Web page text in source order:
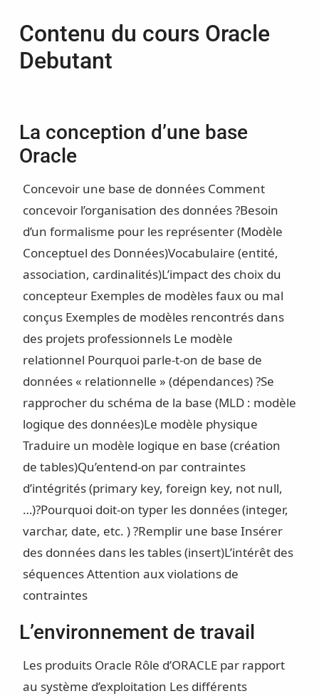
Contenu du cours Oracle
Debutant
La conception d’une base
Oracle
Concevoir une base de données Comment
concevoir l’organisation des données ?Besoin
d’un formalisme pour les représenter (Modèle
Conceptuel des Données)Vocabulaire (entité,
association, cardinalités)L’impact des choix du
concepteur Exemples de modèles faux ou mal
conçus Exemples de modèles rencontrés dans
des projets professionnels Le modèle
relationnel Pourquoi parle-t-on de base de
données « relationnelle » (dépendances) ?Se
rapprocher du schéma de la base (MLD : modèle
logique des données)Le modèle physique
Traduire un modèle logique en base (création
de tables)Qu’entend-on par contraintes
d’intégrités (primary key, foreign key, not null,
…)?Pourquoi doit-on typer les données (integer,
varchar, date, etc. ) ?Remplir une base Insérer
des données dans les tables (insert)L’intérêt des
séquencesAttention aux violations de
contraintes
L’environnement de travail
Les produits Oracle Rôle d’ORACLE par rapport
au système d’exploitation Les différents